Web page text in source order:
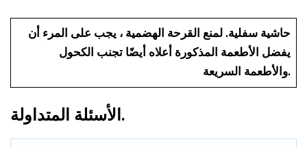
حاشية سفلية.لمنع القرحة الهضمية ، يجب على المرء أن
يفضل الأطعمة المذكورة أعلاه أيضًا تجنب الكحول
والأطعمة السريعة.
الأسئلة المتداولة.